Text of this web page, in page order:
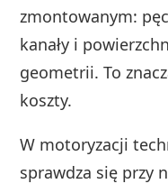
zmontowanym:
kanały i
geometrii. To
koszty.
W motoryzacji
sprawdza się przy